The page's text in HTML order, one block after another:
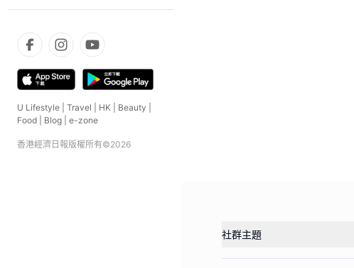
U Lifestyle Travel HK Beauty
Food
Blog e-zone
香港經濟日報版權所有©2026
社群主題